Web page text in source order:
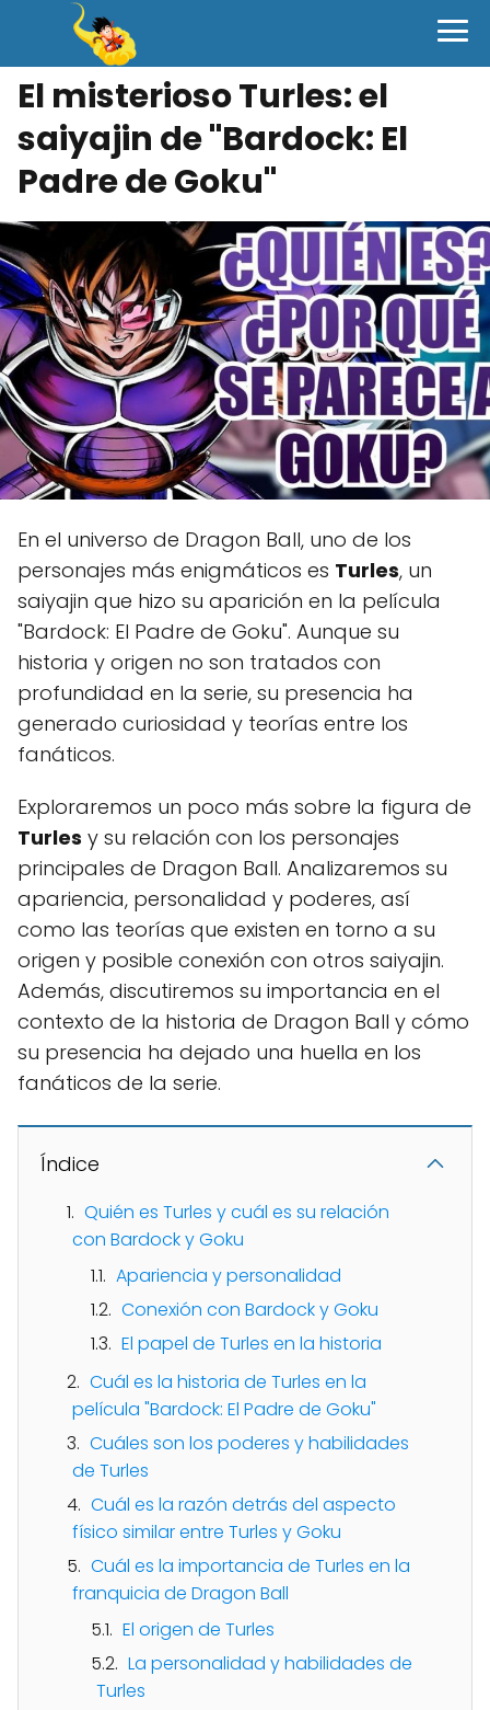
El misterioso Turles: el
saiyajin de "Bardock: El
Padre de Goku"
En el universo de Dragon Ball, uno de los
personajes más enigmáticos es Turles, un
saiyajin que hizo su aparición en la película
"Bardock: El Padre de Goku". Aunque su
historia y origen no son tratados con
profundidad en la serie, su presencia ha
generado curiosidad y teorías entre los
fanáticos.
Exploraremos un poco más sobre la figura de
Turles y su relación con los personajes
principales de Dragon Ball. Analizaremos su
apariencia, personalidad y poderes, así
como las teorías que existen en torno a su
origen y posible conexión con otros saiyajin.
Además, discutiremos su importancia en el
contexto de la historia de Dragon Ball y cómo
su presencia ha dejado una huella en los
fanáticos de la serie.
Índice
Quién es Turles y cuál es su relación
con Bardock y Goku
Apariencia y personalidad
Conexión con Bardock y Goku
El papel de Turles en la historia
Cuál es la historia de Turles en la
película "Bardock: El Padre de Goku"
Cuáles son los poderes y habilidades
de Turles
Cuál es la razón detrás del aspecto
físico similar entre Turles y Goku
Cuál es la importancia de Turles en la
franquicia de Dragon Ball
El origen de Turles
La personalidad y habilidades de
Turles